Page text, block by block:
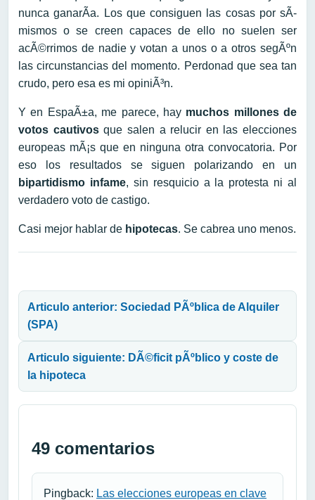
nunca ganarÃ­a. Los que consiguen las cosas por sÃ­
mismos o se creen capaces de ello no suelen ser
acÃ©rrimos de nadie y votan a unos o a otros segÃºn
las circunstancias del momento. Perdonad que sea tan
crudo, pero esa es mi opiniÃ³n.
Y en EspaÃ±a, me parece, hay muchos millones de
votos cautivosque salen a relucir en las elecciones
europeas mÃ¡s que en ninguna otra convocatoria. Por
eso los resultados se siguen polarizando en un
bipartidismo infame, sin resquicio a la protesta ni al
verdadero voto de castigo.
Casi mejor hablar de hipotecas. Se cabrea uno menos.
Articulo anterior: Sociedad PÃºblica de Alquiler
(SPA)
Articulo siguiente: DÃ©ficit pÃºblico y coste de
la hipoteca
49 comentarios
Pingback: Las elecciones europeas en clave